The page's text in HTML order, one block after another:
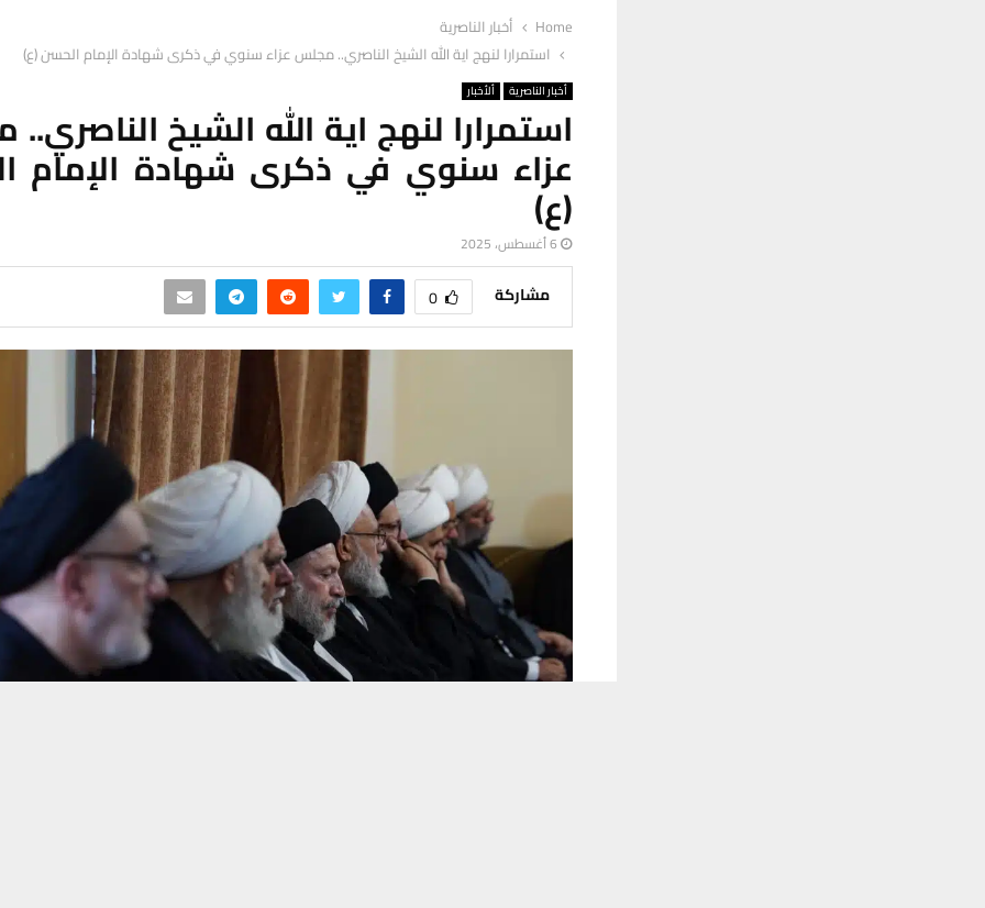
Home
أخبار الناصرية
استمرارا لنهج اية الله الشيخ الناصري.. مجلس عزاء سنوي في ذكرى شهادة الإمام الحسن (ع)
أخبار الناصرية ألأخبار
استمرارا لنهج اية الله الشيخ
عزاء سنوي في ذكرى شهادة الإمام
(ع)
6 أغسطس، 2025
مشاركة 0